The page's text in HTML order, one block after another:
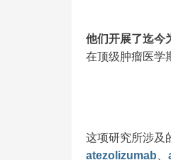
他们开展了迄今
在顶级肿瘤医学
这项研究所涉及
atezolizumab